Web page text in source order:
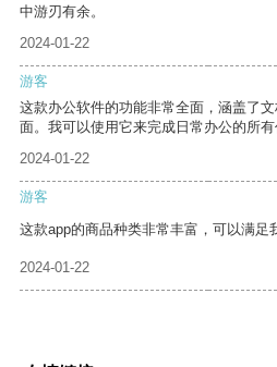
中游刃有余。
2024-01-22
游客
这款办公软件的功能非常全面，涵盖了
面。我可以使用它来完成日常办公的所有
2024-01-22
游客
这款app的商品种类非常丰富，可以满足
2024-01-22